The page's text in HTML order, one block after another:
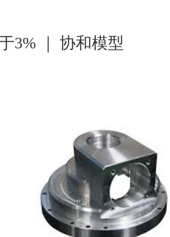
3% ｜ 协和模型